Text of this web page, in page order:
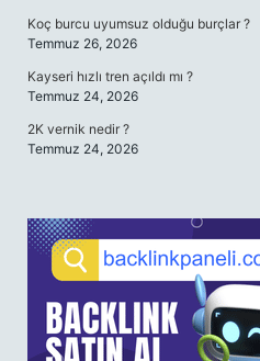
Koç burcu uyumsuz olduğu burçlar ?
Temmuz 26, 2026
Kayseri hızlı tren açıldı mı ?
Temmuz 24, 2026
2K vernik nedir ?
Temmuz 24, 2026